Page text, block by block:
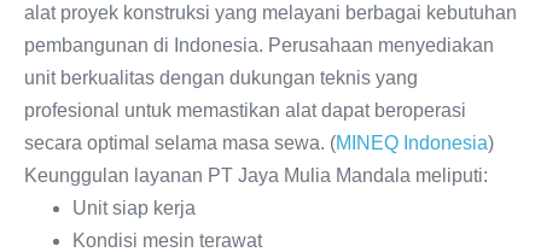
alat proyek konstruksi yang melayani berbagai kebutuhan
pembangunan di Indonesia. Perusahaan menyediakan
unit berkualitas dengan dukungan teknis yang
profesional untuk memastikan alat dapat beroperasi
secara optimal selama masa sewa. (MINEQ Indonesia)
Keunggulan layanan PT Jaya Mulia Mandala meliputi:
Unit siap kerja
Kondisi mesin terawat